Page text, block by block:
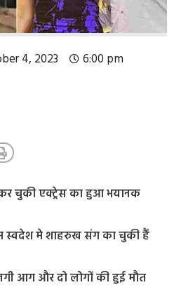
4, 2023 6:00 pm
चुकी एक्ट्रेस का हुआ भयानक
स्वदेश मे शाहरुख संग का चुकी हैं
आग और दो लोगों की हुई मौत